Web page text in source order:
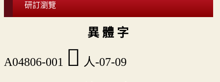
研訂瀏覽
異 體 字
A04806-001 𠉒 人-07-09